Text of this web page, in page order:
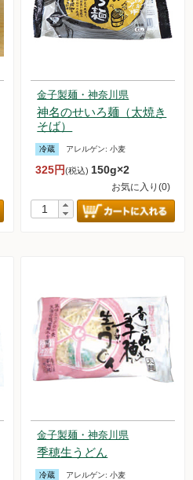
金子製麺・神奈川県
神名のせいろ麺（太焼き
そば）
冷蔵 アレルゲン:小麦
325円(税込) 150g×2
お気に入り(0)
金子製麺・神奈川県
季穂生うどん
冷蔵 アレルゲン:小麦